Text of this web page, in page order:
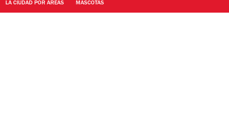
LA CIUDAD POR AREAS MASCOTAS